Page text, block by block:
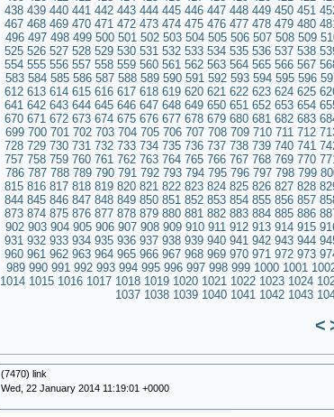
438 439 440 441 442 443 444 445 446 447 448 449 450 451
467 468 469 470 471 472 473 474 475 476 477 478 479 480
496 497 498 499 500 501 502 503 504 505 506 507 508 509
525 526 527 528 529 530 531 532 533 534 535 536 537 538
554 555 556 557 558 559 560 561 562 563 564 565 566 567
583 584 585 586 587 588 589 590 591 592 593 594 595 596
612 613 614 615 616 617 618 619 620 621 622 623 624 625
641 642 643 644 645 646 647 648 649 650 651 652 653 654
670 671 672 673 674 675 676 677 678 679 680 681 682 683
699 700 701 702 703 704 705 706 707 708 709 710 711 712
728 729 730 731 732 733 734 735 736 737 738 739 740 741
757 758 759 760 761 762 763 764 765 766 767 768 769 770
786 787 788 789 790 791 792 793 794 795 796 797 798 799
815 816 817 818 819 820 821 822 823 824 825 826 827 828
844 845 846 847 848 849 850 851 852 853 854 855 856 857
873 874 875 876 877 878 879 880 881 882 883 884 885 886
902 903 904 905 906 907 908 909 910 911 912 913 914 915
931 932 933 934 935 936 937 938 939 940 941 942 943 944
960 961 962 963 964 965 966 967 968 969 970 971 972 973
989 990 991 992 993 994 995 996 997 998 999 1000 1001
1014 1015 1016 1017 1018 1019 1020 1021 1022 1023 1024
1037 1038 1039 1040 1041 1042 1043
<
(7470) link
Wed, 22 January 2014 11:19:01 +0000